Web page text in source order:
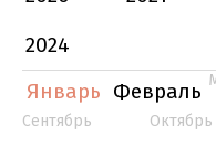
2024
Январь Февраль
Сентябрь Октябрь